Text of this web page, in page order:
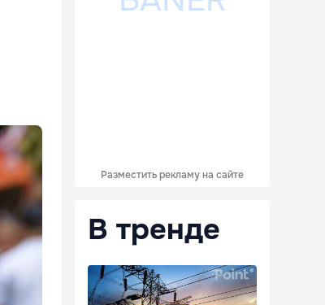
Разместить рекламу на сайте
В тренде